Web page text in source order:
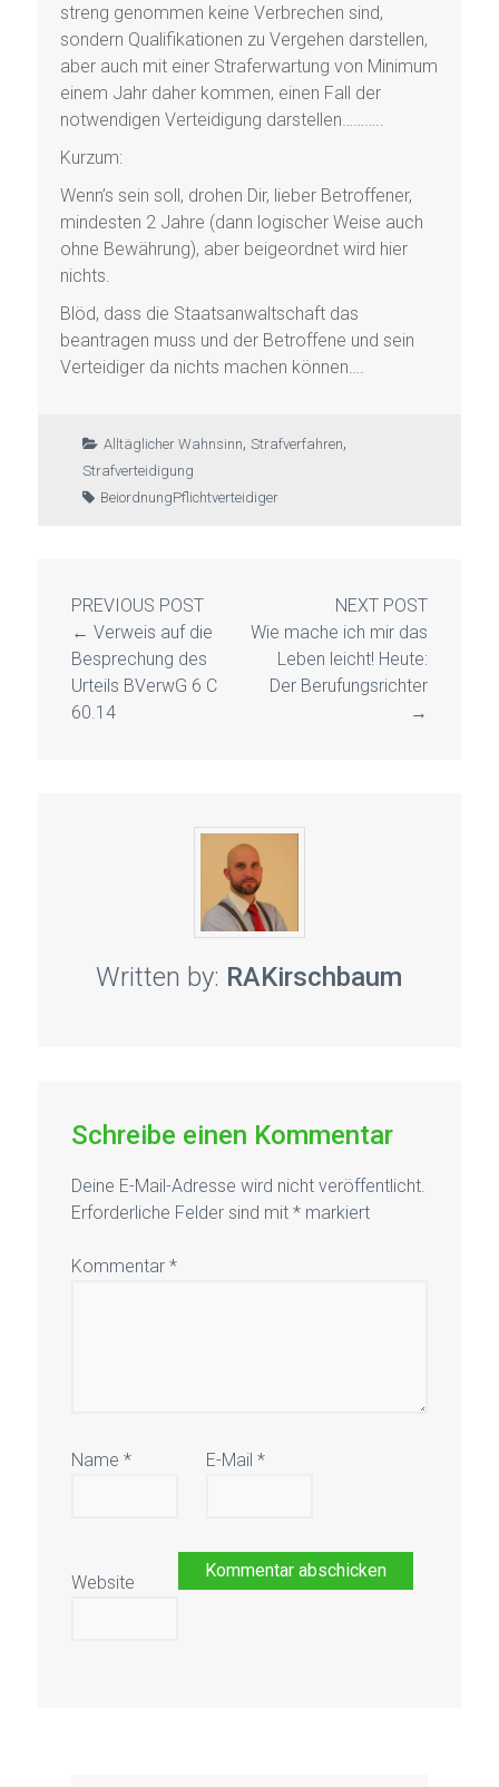
streng genommen keine Verbrechen sind,
sondern Qualifikationen zu Vergehen darstellen,
aber auch mit einer Straferwartung von Minimum
einem Jahr daher kommen, einen Fall der
notwendigen Verteidigung darstellen………..
Kurzum:
Wenn’s sein soll, drohen Dir, lieber Betroffener,
mindesten 2 Jahre (dann logischer Weise auch
ohne Bewährung), aber beigeordnet wird hier
nichts.
Blöd, dass die Staatsanwaltschaft das
beantragen muss und der Betroffene und sein
Verteidiger da nichts machen können….
Alltäglicher Wahnsinn, Strafverfahren,
Strafverteidigung
BeiordnungPflichtverteidiger
PREVIOUS POST
← Verweis auf die
Besprechung des
Urteils BVerwG 6 C
60.14
NEXT POST
Wie mache ich mir das
Leben leicht! Heute:
Der Berufungsrichter
→
Written by: RAKirschbaum
Schreibe einen Kommentar
Deine E-Mail-Adresse wird nicht veröffentlicht.
Erforderliche Felder sind mit *markiert
Kommentar *
Name * E-Mail *
Website